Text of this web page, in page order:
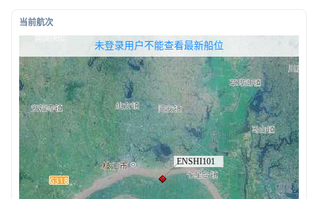
当前航次
未登录用户不能查看最新船位
无权查看最新船位，请联系开通